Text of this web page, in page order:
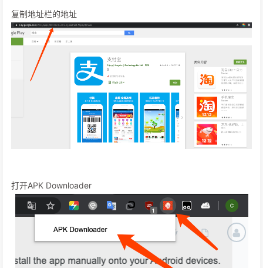
复制地址栏的地址
打开APK Downloader